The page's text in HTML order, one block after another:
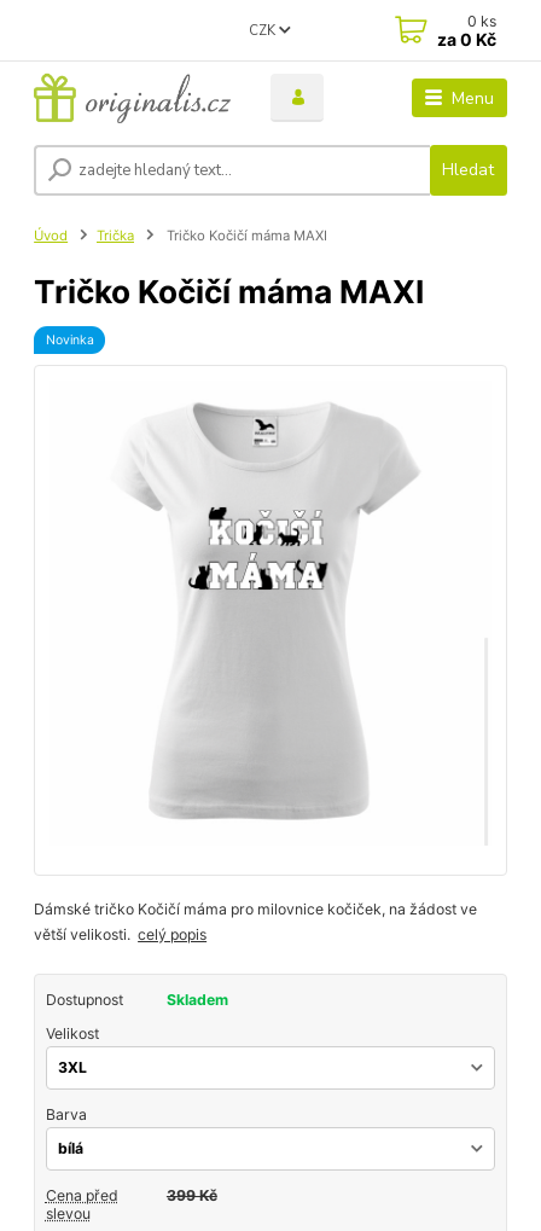
Menu
CZK
Hledat
0 ks
za0 Kč
Úvod Trička Tričko Kočičí máma MAXI
Tričko Kočičí máma MAXI
Novinka
Dámské tričko Kočičí máma pro milovnice kočiček, na žádost ve
větší velikosti.celý popis
Dostupnost
Skladem
Velikost
Barva
Cena před
slevou
399 Kč